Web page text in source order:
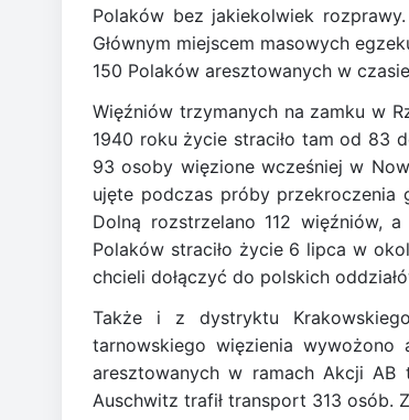
Polaków bez jakiekolwiek
Głównym miejscem masowych
150 Polaków aresztowanych w
Więźniów trzymanych na zamku w
1940 roku życie straciło tam od 83
93 osoby więzione wcześniej w
ujęte podczas próby przekroczenia
Dolną rozstrzelano 112 więźniów,
Polaków straciło życie 6 lipca w
chcieli dołączyć do polskich
Także i z dystryktu
tarnowskiego więzienia
aresztowanych w ramach Akcji AB
Auschwitz trafił transport 313 osób.